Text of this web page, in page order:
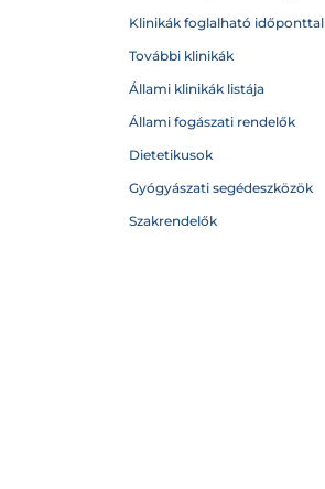
Klinikák foglalható időponttal
További klinikák
Állami klinikák listája
Állami fogászati rendelők
Dietetikusok
Gyógyászati segédeszközök
Szakrendelők